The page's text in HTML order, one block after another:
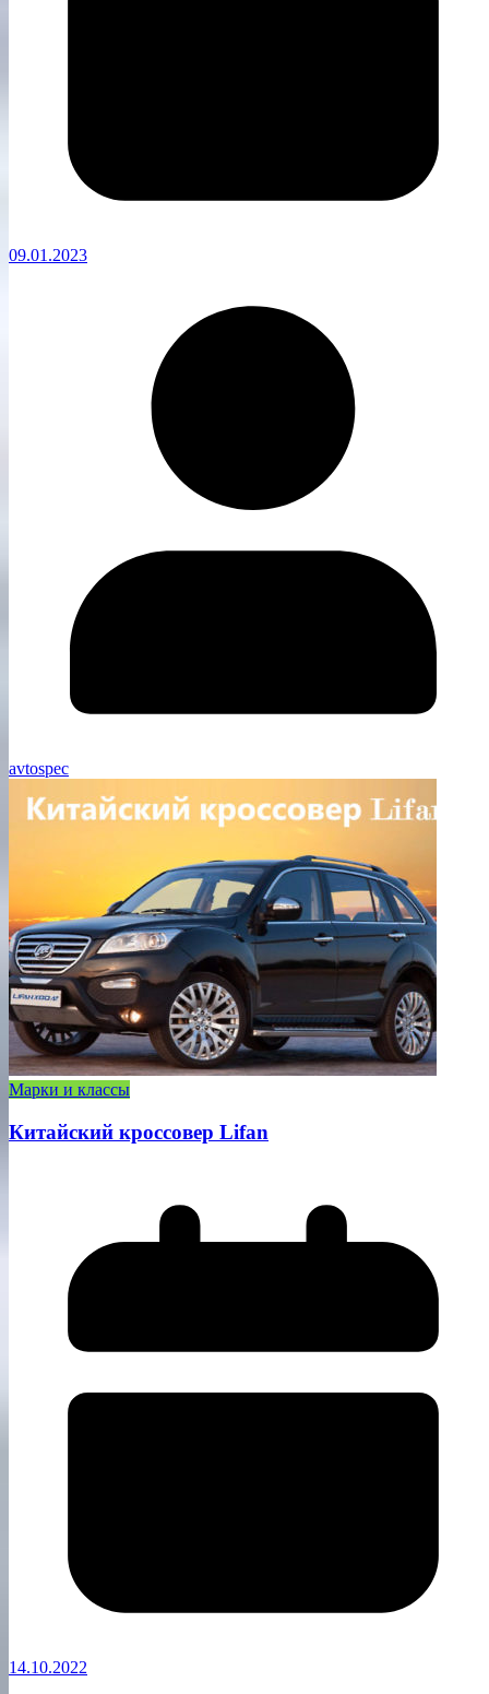
09.01.2023
avtospec
Марки и классы
Китайский кроссовер Lifan
14.10.2022